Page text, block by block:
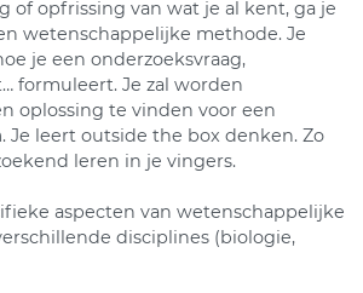
of opfrissing van wat je al kent, ga je
wetenschappelijke methode. Je
je een onderzoeksvraag,
formuleert. Je zal worden
oplossing te vinden voor een
Je leert outside the box denken. Zo
leren in je vingers.
aspecten van wetenschappelijke
disciplines (biologie,